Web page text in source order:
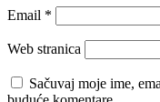
Email *
Web stranica
Sačuvaj moje ime,